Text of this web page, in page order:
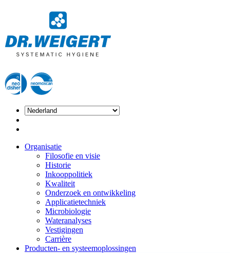
Organisatie
Filosofie en visie
Historie
Inkooppolitiek
Kwaliteit
Onderzoek en ontwikkeling
Applicatietechniek
Microbiologie
Wateranalyses
Vestigingen
Carrière
Producten- en systeemoplossingen